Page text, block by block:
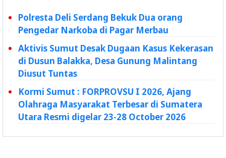
Polresta Deli Serdang Bekuk Dua orang
Pengedar Narkoba di Pagar Merbau
Aktivis Sumut Desak Dugaan Kasus Kekerasan
di Dusun Balakka, Desa Gunung Malintang
Diusut Tuntas
Kormi Sumut : FORPROVSU I 2026, Ajang
Olahraga Masyarakat Terbesar di Sumatera
Utara Resmi digelar 23-28 October 2026